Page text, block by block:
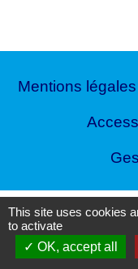
Mentions légales
Site créé en
This site uses cookies
to activate
OK, accept all